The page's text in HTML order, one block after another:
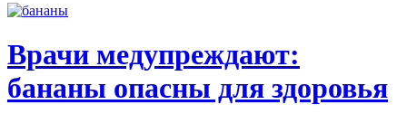
Врачи медупреждают:
бананы опасны для здоровья